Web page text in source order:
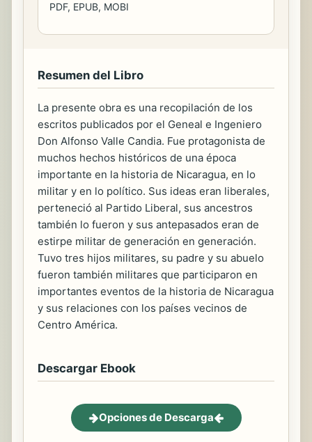
PDF, EPUB, MOBI
Resumen del Libro
La presente obra es una recopilación de los
escritos publicados por el Geneal e Ingeniero
Don Alfonso Valle Candia. Fue protagonista de
muchos hechos históricos de una época
importante en la historia de Nicaragua, en lo
militar y en lo político. Sus ideas eran liberales,
perteneció al Partido Liberal, sus ancestros
también lo fueron y sus antepasados eran de
estirpe militar de generación en generación.
Tuvo tres hijos militares, su padre y su abuelo
fueron también militares que participaron en
importantes eventos de la historia de Nicaragua
y sus relaciones con los países vecinos de
Centro América.
Descargar Ebook
Opciones de Descarga